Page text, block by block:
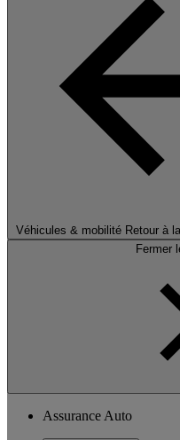
Véhicules & mobilité Retour à
Fermer
Assurance Auto